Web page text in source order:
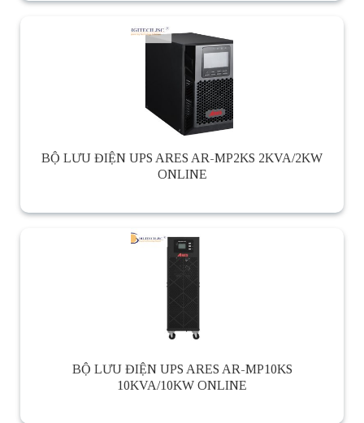
BỘ LƯU ĐIỆN UPS ARES AR-MP2KS 2KVA/2KW
ONLINE
BỘ LƯU ĐIỆN UPS ARES AR-MP10KS
10KVA/10KW ONLINE